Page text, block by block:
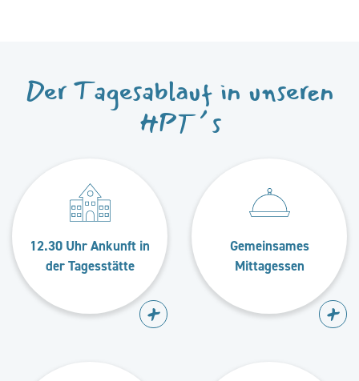
Der Tagesablauf in unseren
HPT´s
12.30 Uhr Ankunft in
der Tagesstätte
Gemeinsames
Mittagessen